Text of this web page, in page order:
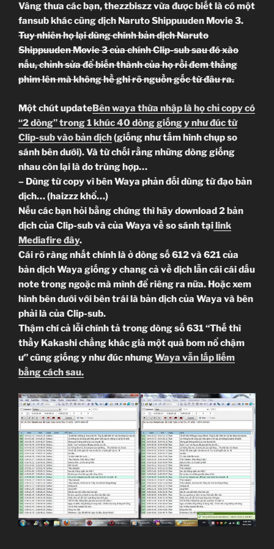
Vâng thưa các bạn, thezzbiszz vừa được biết là có một
fansub khác cũng dịch Naruto Shippuuden Movie 3.
Tuy nhiên họ lại dùng chính bản dịch Naruto
Shippuuden Movie 3 của chính Clip-sub sau đó xào
nấu, chỉnh sửa để biến thành của họ rồi đem thẳng
phim lên mà không hề ghi rõ nguồn gốc từ đâu ra.
Một chút updateBên waya thừa nhập là họ chỉ copy có
“2 dòng” trong 1 khúc 40 dòng giống y như đúc từ
Clip-sub vào bản dịch(giống như tấm hình chụp so
sánh bên dưới). Và từ chối rằng những dòng giống
nhau còn lại là do trùng hợp…
– Dùng từ copy vì bên Waya phản đối dùng từ đạo bản
dịch… (haizzz khổ…)
Nếu các bạn hỏi bằng chứng thì hãy download 2 bản
dịch của Clip-sub và của Waya về so sánh tạilink
Mediafire đây.
Cái rõ ràng nhất chính là ở dòng số 612 và 621 của
bản dịch Waya giống y chang cả về dịch lẫn cái cái dấu
note trong ngoặc mà mình để riêng ra nữa. Hoặc xem
hình bên dưới với bên trái là bản dịch của Waya và bên
phải là của Clip-sub.
Thậm chí cả lỗi chính tả trong dòng số 631 “Thế thì
thầy Kakashi chẳng khác giả một quả bom nổ chậm
ư” cũng giống y như đúc nhưngWaya vẫn lấp liếm
bằng cách sau.